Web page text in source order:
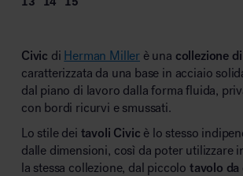
Civic di Herman Miller è una collezione
caratterizzata da una base in acciaio
dal piano di lavoro dalla forma fluida,
con bordi ricurvi e smussati.
Lo stile dei tavoli Civic è lo stesso
dalle dimensioni, così da poter utilizzare
la stessa collezione, dal piccolo tavolo da